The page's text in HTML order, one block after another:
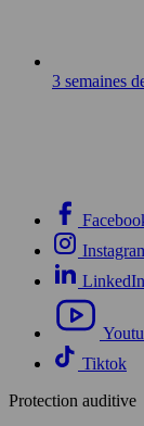
3 semaines
LinkedIn
Tiktok
Protection auditive